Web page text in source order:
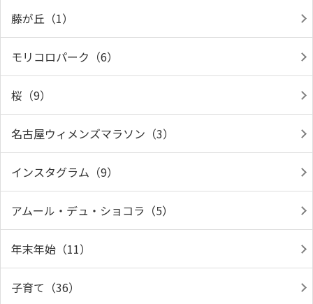
藤が丘（1）
モリコロパーク（6）
桜（9）
名古屋ウィメンズマラソン（3）
インスタグラム（9）
アムール・デュ・ショコラ（5）
年末年始（11）
子育て（36）